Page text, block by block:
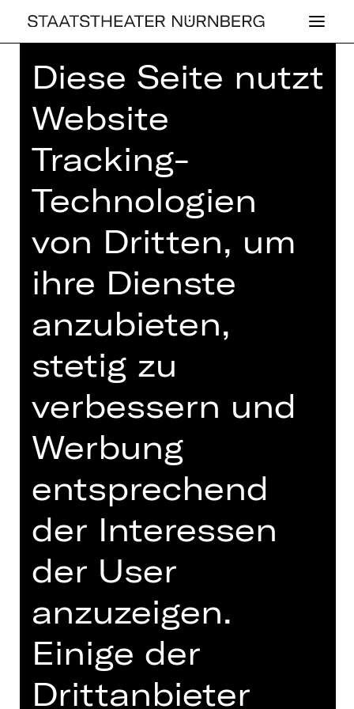
Home>Spielplan 26/27> Die
SCHAUSPIEL
DIE ER­FIN­DUNG
DER SCHUHE
Sportkomödie von Philipp Löhle
Regie: Philipp Löhle
19.30 Uhr
Schauspielhaus
Abo R1
Tickets
Termine und Besetzung
Uraufführung des Auftragswerks
Es waren einmal zwei Brüder, ein
jüngerer und ein älterer – und es trug
Diese Seite nutzt
Website
Tracking-
Technologien
von Dritten, um
ihre Dienste
anzubieten,
stetig zu
verbessern und
Werbung
entsprechend
der Interessen
der User
anzuzeigen.
Einige der
Drittanbieter